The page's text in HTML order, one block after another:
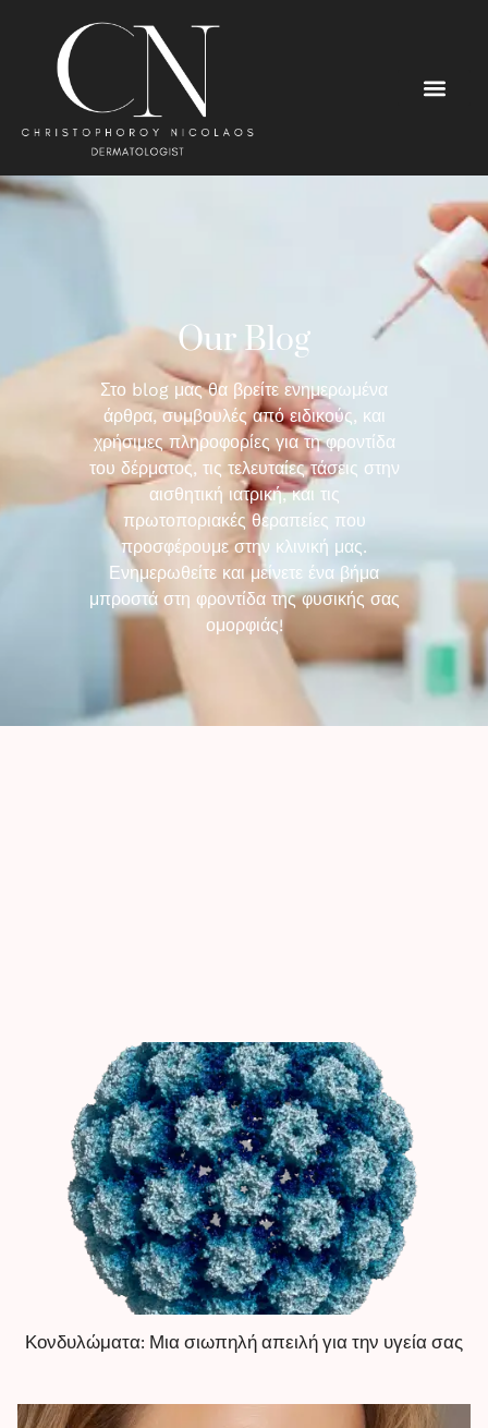
Our Blog
Στο blog μας θα βρείτε ενημερωμένα
άρθρα, συμβουλές από ειδικούς, και
χρήσιμες πληροφορίες για τη φροντίδα
του δέρματος, τις τελευταίες τάσεις στην
αισθητική ιατρική, και τις
πρωτοποριακές θεραπείες που
προσφέρουμε στην κλινική μας.
Ενημερωθείτε και μείνετε ένα βήμα
μπροστά στη φροντίδα της φυσικής σας
ομορφιάς!
Κονδυλώματα: Μια σιωπηλή απειλή για την υγεία σας